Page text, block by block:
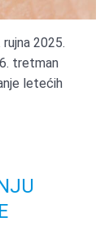
2025.
tretman
letećih